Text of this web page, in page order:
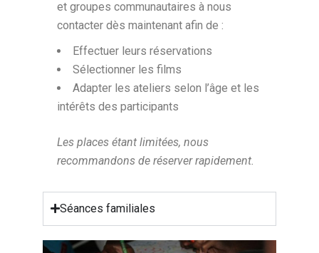
et groupes communautaires à nous
contacter dès maintenant afin de :
Effectuer leurs réservations
Sélectionner les films
Adapter les ateliers selon l’âge et les
intérêts des participants
Les places étant limitées, nous
recommandons de réserver rapidement.
Séances familiales